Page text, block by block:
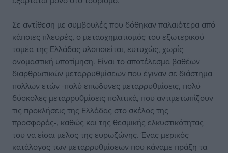
Σε αντίθεση με συμβουλές που δόθηκαν παλαιότερα από
κάποιες πλευρές, ο μετασχηματισμός του εξωτερικού
τομέα της Ελλάδας υλοποιείται, ευτυχώς, χωρίς
ονομαστική υποτίμηση. Είναι το αποτέλεσμα βαθέων
διαρθρωτικών μεταρρυθμίσεων που έγιναν σε διάστημα
πολλών ετών -πολύ επώδυνες μεταρρυθμίσεις, πολύ
δύσκολες μεταρρυθμίσεις πολιτικά, που αντιμετωπίζουν
τις προκλήσεις της Ελλάδας στο σκέλος της
προσφοράς-, καθώς και της θεσμικής ελκυστικότητας
του να είσαι μέλος της ευρωζώνης. Ένας μερικός
κατάλογος των μεταρρυθμίσεων που κάναμε πράξη τα